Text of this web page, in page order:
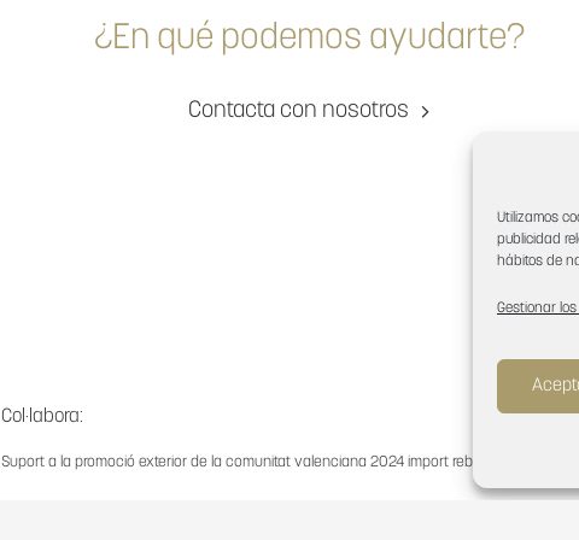
Utilizamos
publicidad
hábitos de
Gestionar
¿En qué podemos ayudarte?
Contacta con nosotros
Col·labora:
Suport a la promoció exterior de la comunitat valenciana 2024 import rebut: